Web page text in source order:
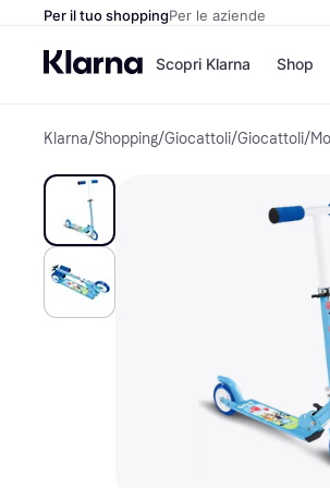
Per il tuo shoppingPer le aziende
Scopri Klarna Shop
Klarna/Shopping/Giocattoli/Giocattoli/